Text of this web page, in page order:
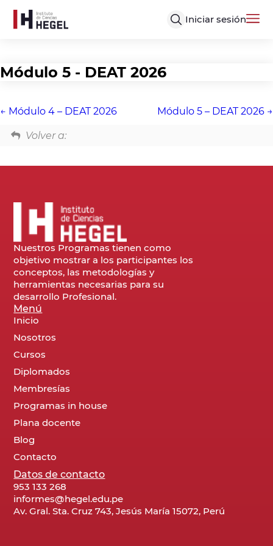
Iniciar sesión
Módulo 5 - DEAT 2026
Módulo 4 – DEAT 2026 Módulo 5 – DEAT 2026
Volver a:
Nuestros Programas tienen como
objetivo mostrar a los participantes los
conceptos, las metodologías y
herramientas necesarias para su
desarrollo Profesional.
Menú
Inicio
Nosotros
Cursos
Diplomados
Membresías
Programas in house
Plana docente
Blog
Contacto
Datos de contacto
953 133 268
informes@hegel.edu.pe
Av. Gral. Sta. Cruz 743, Jesús María 15072, Perú